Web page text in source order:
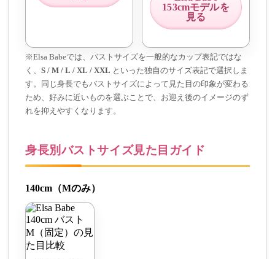
153cmモデルを
見る
※Elsa Babeでは、バストサイズを一般的なカップ表記ではな
く、 S / M / L / XL / XXL といった独自のサイズ表記で選択しま
す。同じ身長でもバストサイズによって見た目の印象が変わる
ため、好みに近いものを選ぶことで、お迎え後のイメージのず
れを抑えやすくなります。
身長別バストサイズ見た目ガイド
140cm（Mのみ）